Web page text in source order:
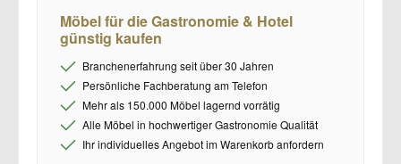
Möbel für die Gastronomie & Hotel
günstig kaufen
Branchenerfahrung seit über 30 Jahren
Persönliche Fachberatung am Telefon
Mehr als 150.000 Möbel lagernd vorrätig
Alle Möbel in hochwertiger Gastronomie Qualität
Ihr individuelles Angebot im Warenkorb anfordern